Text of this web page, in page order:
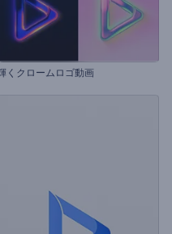
くクロームロゴ動画